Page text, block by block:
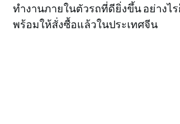
ทำงานภายในตัวรถที่ดียิ่งขึ้น อย่างไ
พร้อมให้สั่งซื้อแล้วในประเทศจีน